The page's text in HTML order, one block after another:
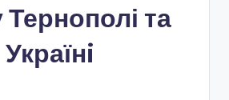
та